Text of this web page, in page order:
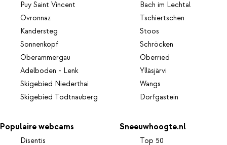
Puy Saint Vincent
Ovronnaz
Kandersteg
Sonnenkopf
Oberammergau
Adelboden - Lenk
Skigebied Niederthai
Skigebied Todtnauberg
Bach im Lechtal
Tschiertschen
Stoos
Schröcken
Oberried
Ylläsjärvi
Wangs
Dorfgastein
Populaire webcams
Disentis
Sneeuwhoogte.nl
Top 50